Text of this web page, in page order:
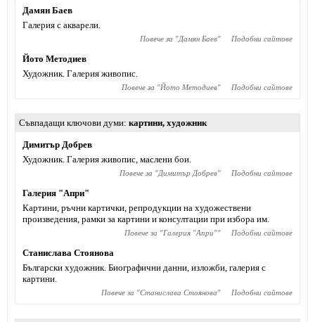
Дамян Баев
Галерия с акварели.
Повече за "Дамян Баев" Подобни сайтове
Йото Методиев
Художник. Галерия живопис.
Повече за "Йото Методиев" Подобни сайтове
Съвпадащи ключови думи картини, художник
Димитър Добрев
Художник. Галерия живопис, маслени бои.
Повече за "Димитър Добрев" Подобни сайтове
Галерия "Апри"
Картини, ръчни картички, репродукции на художествени
произведения, рамки за картини и консултации при избора им.
Повече за "Галерия "Апри"" Подобни сайтове
Станислава Стоянова
Български художник. Биографични данни, изложби, галерия с
картини.
Повече за "Станислава Стоянова" Подобни сайтове